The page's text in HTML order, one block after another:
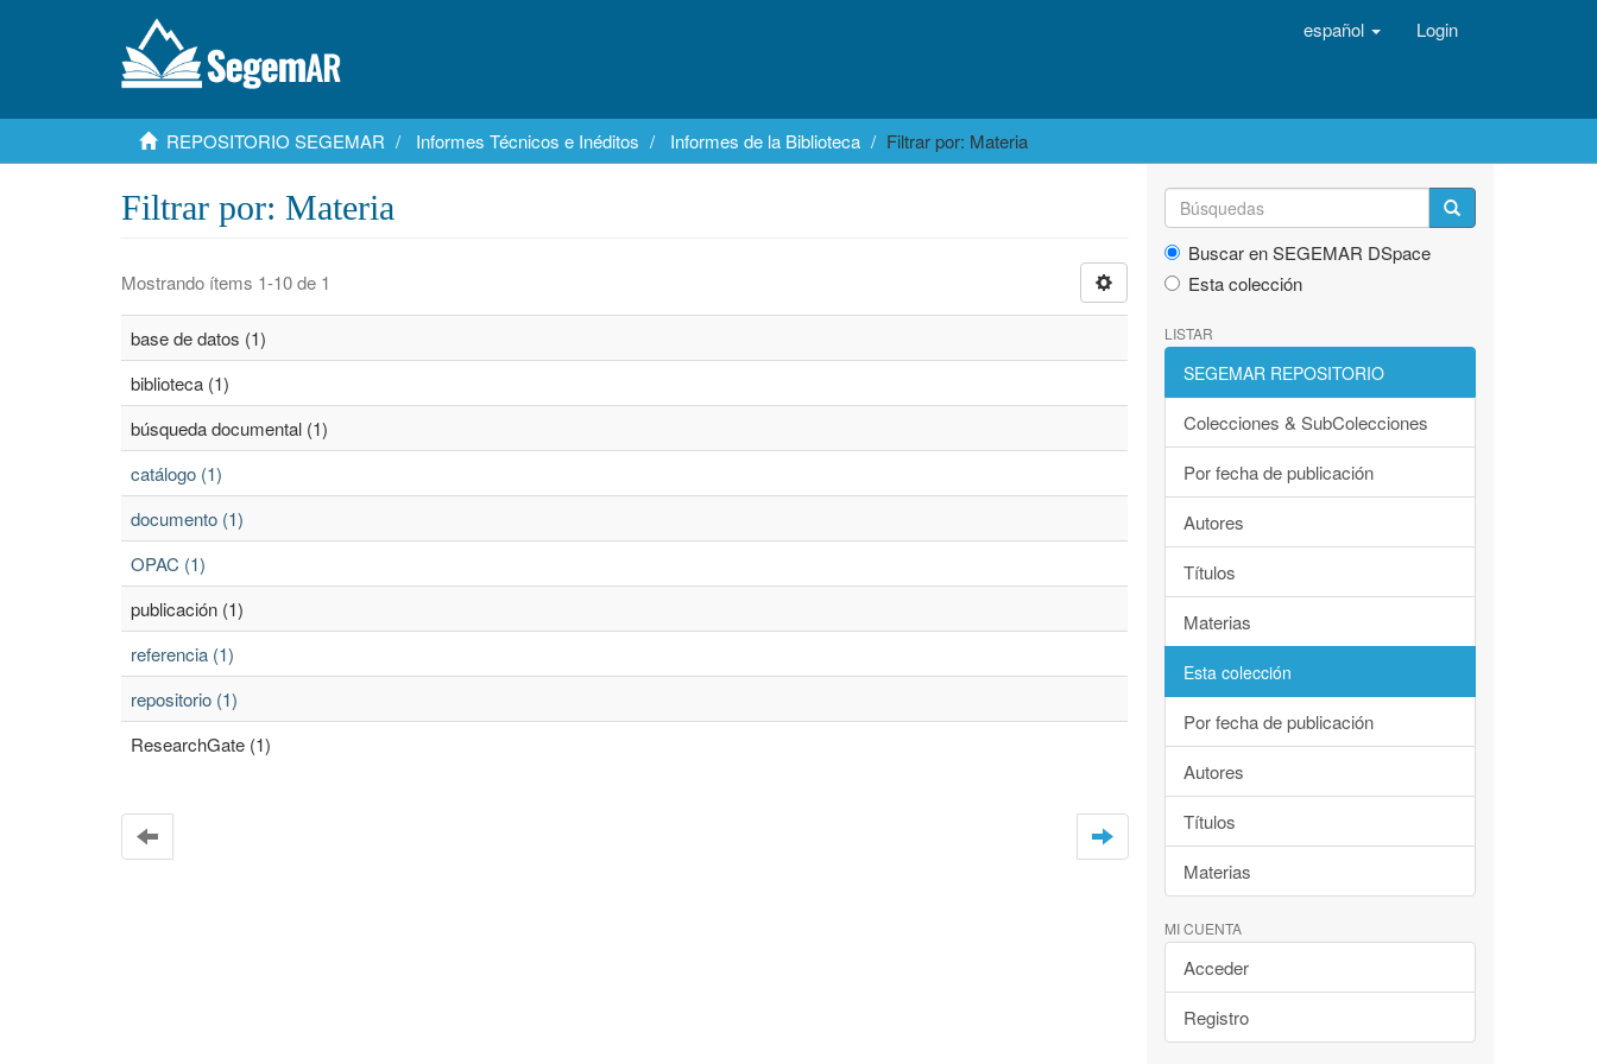
español Login
REPOSITORIO SEGEMAR Informes Técnicos e Inéditos Informes de la Biblioteca Filtrar por: Materia
Filtrar por: Materia
Mostrando ítems 1-10 de 1
base de datos (1)
biblioteca (1)
búsqueda documental (1)
catálogo (1)
documento (1)
OPAC (1)
publicación (1)
referencia (1)
repositorio (1)
ResearchGate (1)
Buscar en SEGEMAR DSpace
Esta colección
LISTAR
SEGEMAR REPOSITORIO
Colecciones & SubColecciones
Por fecha de publicación
Autores
Títulos
Materias
Esta colección
Por fecha de publicación
Autores
Títulos
Materias
MI CUENTA
Acceder
Registro